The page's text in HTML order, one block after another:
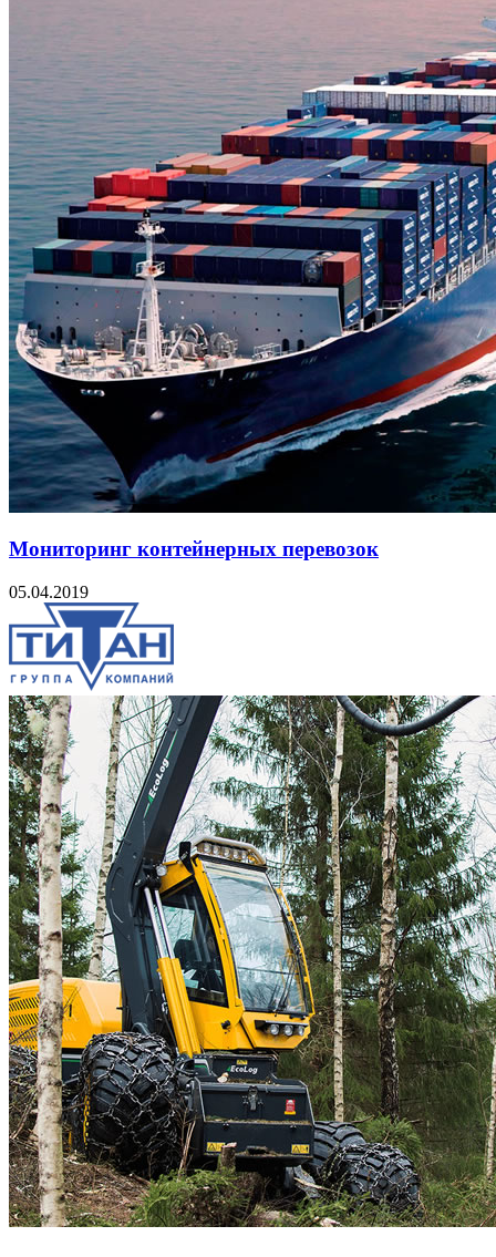
Мониторинг контейнерных перевозок
05.04.2019